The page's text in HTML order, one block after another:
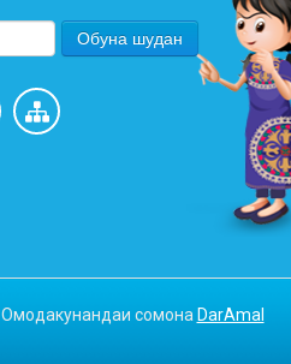
Омодакунандаи сомона DarAmal